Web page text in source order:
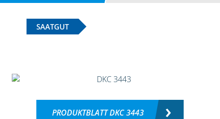
SAATGUT
PRODUKTBLATT DKC 3443